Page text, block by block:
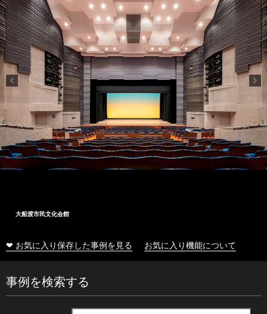
大船渡市民文化会館
❤ お気に入り保存した事例を見る お気に入り機能について
事例を検索する